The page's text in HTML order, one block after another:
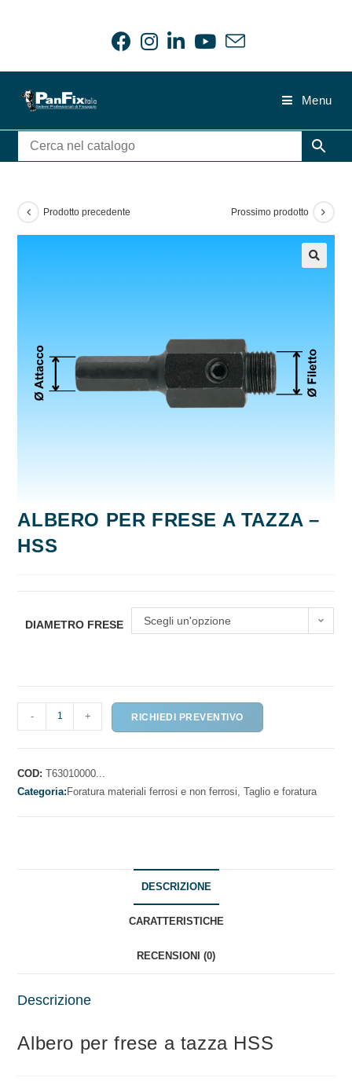
Menu
Prodotto precedente Prossimo prodotto
ALBERO PER FRESE A TAZZA –
HSS
DIAMETRO FRESE Scegli un'opzione
ALBERO
PER
A
TAZZA
- + RICHIEDI PREVENTIVO
COD:T63010000...
Categoria:Foratura materiali ferrosi e non ferrosi,Taglio e foratura
DESCRIZIONE
CARATTERISTICHE
RECENSIONI (0)
Descrizione
Albero per frese a tazza HSS